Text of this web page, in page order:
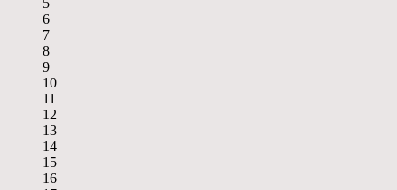
5
6
7
8
9
10
11
12
13
14
15
16